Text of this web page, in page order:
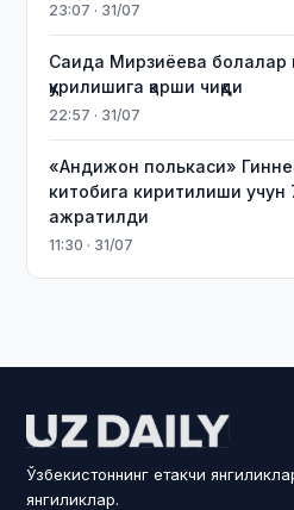
23:07 · 31/07
Саида Мирзиёева болалар
қурилишига қарши чиқди
22:57 · 31/07
«Андижон полькаси»
китобига киритилиши
ажратилди
11:30 · 31/07
Ўзбекистоннинг етакчи
янгиликлар.